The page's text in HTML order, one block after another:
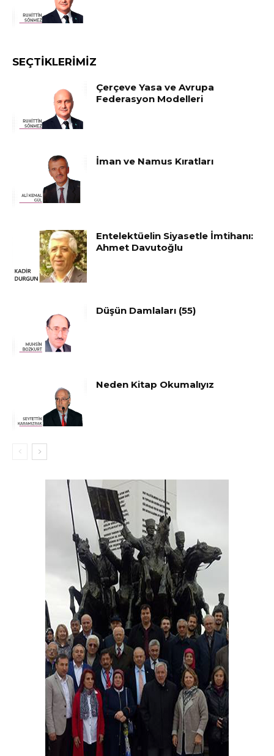
SEÇTIKLERIMIZ
Çerçeve Yasa ve Avrupa
Federasyon Modelleri
İman ve Namus Kıratları
Entelektüelin Siyasetle İmtihanı:
Ahmet Davutoğlu
Düşün Damlaları (55)
Neden Kitap Okumalıyız